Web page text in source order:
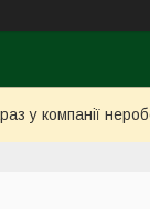
у компанії